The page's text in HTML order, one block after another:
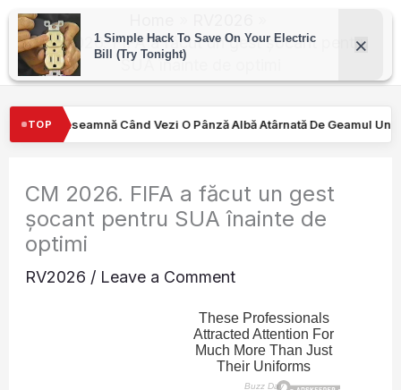
Skip
content
CM 2026. FIFA a făcut un gest șocant pentru
SUA înainte de optimi
TOP
Pânză Albă Atârnată De Geamul Unei Mașini. Semnalul…
CM 2026. FIFA a făcut un gest
șocant pentru SUA înainte de
optimi
RV2026 / Leave a Comment